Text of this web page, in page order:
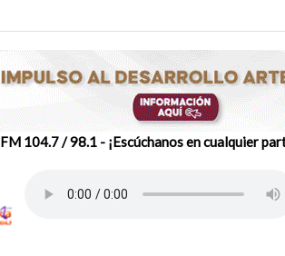
104.7 / 98.1 - ¡Escúchanos en cualquier